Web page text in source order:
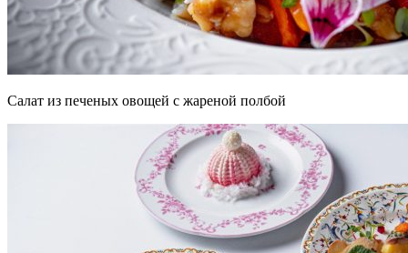
Салат из печеных овощей с жареной полбой